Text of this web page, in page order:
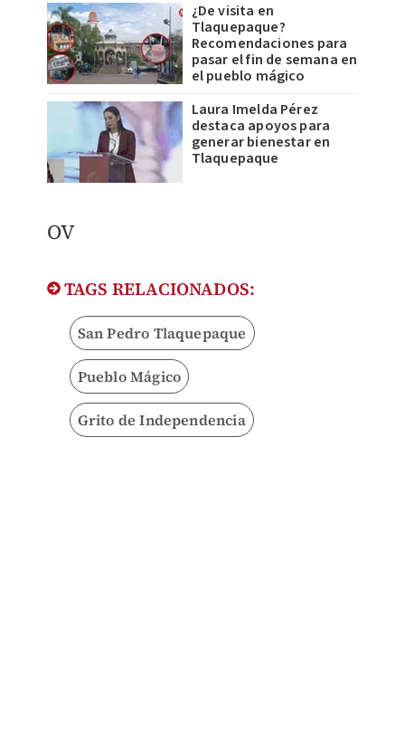
¿De visita en
Tlaquepaque?
Recomendaciones para
pasar el fin de semana en
el pueblo mágico
Laura Imelda Pérez
destaca apoyos para
generar bienestar en
Tlaquepaque
OV
TAGS RELACIONADOS:
San Pedro Tlaquepaque
Pueblo Mágico
Grito de Independencia